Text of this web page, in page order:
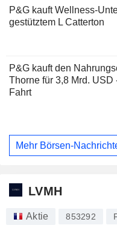
P&G kauft Wellness-
gestütztem L Catterton
P&G kauft den
Thorne für 3,8 Mrd.
Fahrt
Mehr Börsen-
LVMH
Aktie 853292